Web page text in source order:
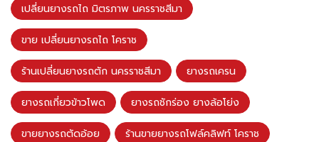
เปลี่ยนยางรถไถ มิตรภาพ นครราชสีมา
ขาย เปลี่ยนยางรถไถ โคราช
ร้านเปลี่ยนยางรถตัก นครราชสีมา ยางรถเครน
ยางรถเกี่ยวข้าวโพด ยางรถชักร่อง ยางล้อโย่ง
ขายยางรถตัดอ้อย ร้านขายยางรถโฟล์คลิฟท์ โคราช